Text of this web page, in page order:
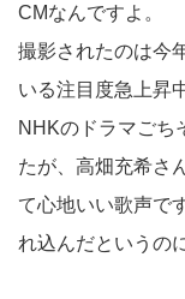
CMなんですよ。
撮影されたのは今
いる注目度急上昇
NHKのドラマごち
たが、高畑充希さ
て心地いい歌声で
れ込んだというの